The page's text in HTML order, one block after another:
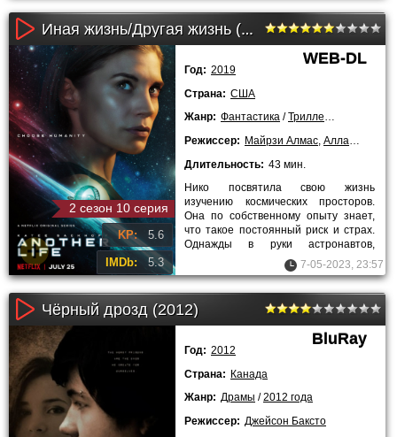
Иная жизнь/Другая жизнь (1 сезон)
2 сезон 10 серия
KP: 5.6
IMDb: 5.3
WEB-DL
Год: 2019
Страна: США
Жанр: Фантастика /Триллеры
Режиссер: Майрзи Алмас, Аллан Аркуш
Длительность: 43 мин.
Нико посвятила свою жизнь
изучению космических просторов.
Она по собственному опыту знает,
что такое постоянный риск и страх.
Однажды в руки астронавтов,
руководство которыми поручено
7-05-2023, 23:57
Чёрный дрозд (2012)
BluRay
Год: 2012
Страна: Канада
Жанр: Драмы /2012 года
Режиссер: Джейсон Баксто